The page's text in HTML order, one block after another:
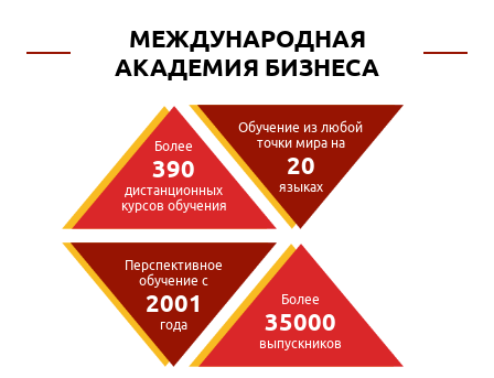
МЕЖДУНАРОДНАЯ
АКАДЕМИЯ БИЗНЕСА
Более
390
дистанционных
курсов обучения
Обучение из любой
точки мира на
20
языках
Перспективное
обучение с
2001
года
Более
35000
выпускников